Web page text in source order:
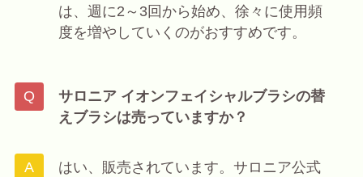
は、週に2～3回から始め、徐々に使用頻
度を増やしていくのがおすすめです。
サロニア イオンフェイシャルブラシの替
えブラシは売っていますか？
はい、販売されています。サロニア公式